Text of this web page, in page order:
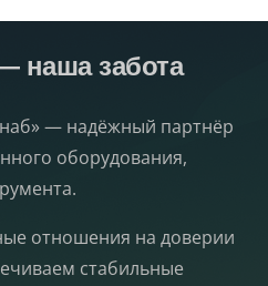
наша забота
— надёжный партнёр
оборудования,
отношения на доверии
стабильные